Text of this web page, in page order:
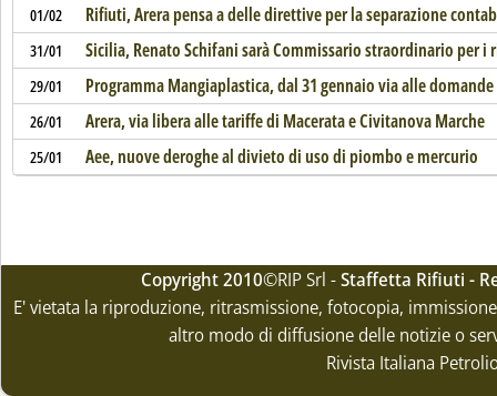
01/02 Rifiuti, Arera pensa a delle direttive per la separazione
31/01 Sicilia, Renato Schifani sarà Commissario straordinario per i
29/01 Programma Mangiaplastica, dal 31 gennaio via alle
26/01 Arera, via libera alle tariffe di Macerata e Civitanova Marche
25/01 Aee, nuove deroghe al divieto di uso di piombo e mercurio
Copyright 2010©RIP Srl -Staffetta Rifiuti -
E' vietata la riproduzione, ritrasmissione, fotocopia,
altro modo di diffusione delle notizie o
Rivista Italiana